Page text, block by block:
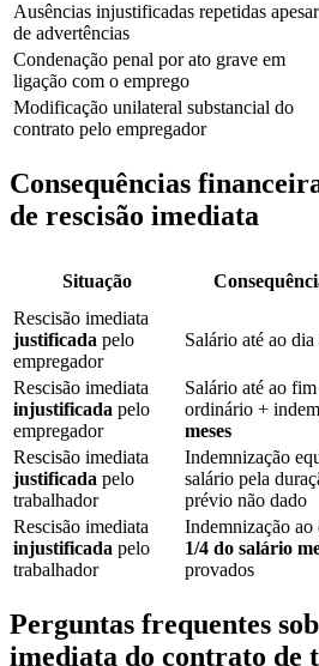
Ausências injustificadas repetidas apesar
de advertências
Condenação penal por ato grave em
ligação com o emprego
Modificação unilateral substancial do
contrato pelo empregador
Consequências
de rescisão imediata
Situação
Rescisão imediata
justificada pelo
empregador
Salário até ao
Rescisão imediata
injustificada pelo
empregador
Salário até ao
ordinário +
meses
Rescisão imediata
justificada pelo
trabalhador
Indemnização
salário pela
prévio não dado
Rescisão imediata
injustificada pelo
trabalhador
Indemnização ao
1/4 do salário
provados
Perguntas frequentes
imediata do contrato de